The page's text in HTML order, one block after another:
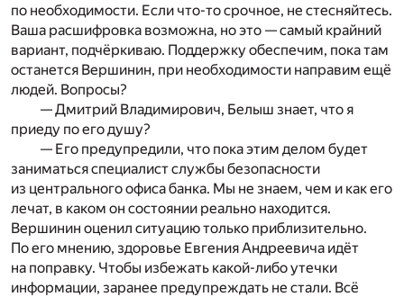
по необходимости. Если что-то срочное, не стесняйтесь.
Ваша расшифровка возможна, но это — самый крайний
вариант, подчёркиваю. Поддержку обеспечим, пока там
останется Вершинин, при необходимости направим ещё
людей. Вопросы?
— Дмитрий Владимирович, Белыш знает, что я
приеду по его душу?
— Его предупредили, что пока этим делом будет
заниматься специалист службы безопасности
из центрального офиса банка. Мы не знаем, чем и как его
лечат, в каком он состоянии реально находится.
Вершинин оценил ситуацию только приблизительно.
По его мнению, здоровье Евгения Андреевича идёт
на поправку. Чтобы избежать какой-либо утечки
информации, заранее предупреждать не стали. Всё